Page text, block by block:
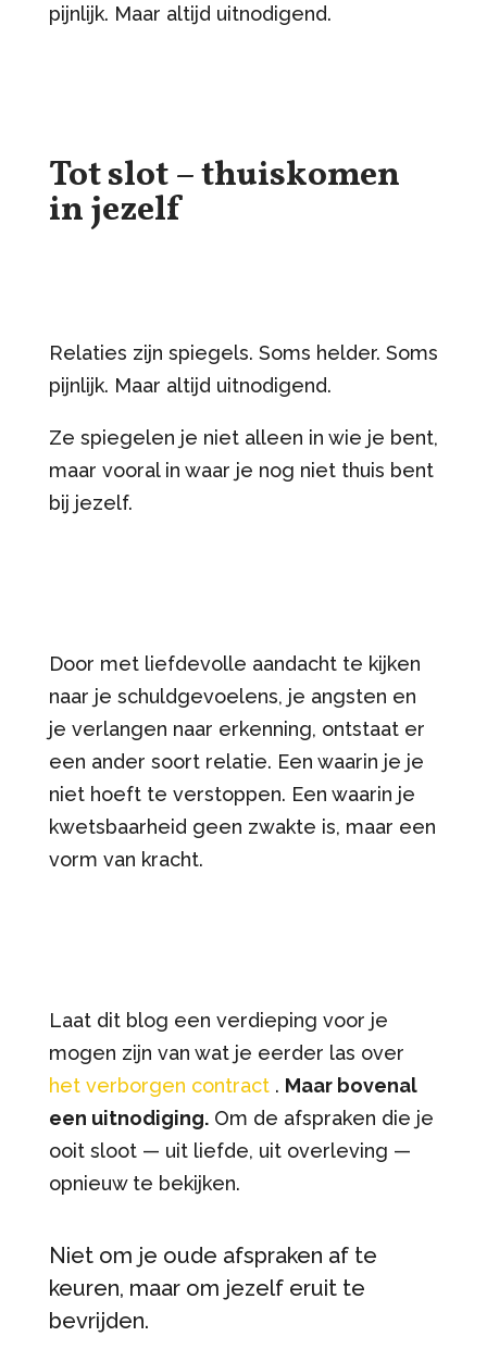
pijnlijk. Maar altijd uitnodigend.
Tot slot – thuiskomen
in jezelf
Relaties zijn spiegels. Soms helder. Soms
pijnlijk. Maar altijd uitnodigend.
Ze spiegelen je niet alleen in wie je bent,
maar vooral in waar je nog niet thuis bent
bij jezelf.
Door met liefdevolle aandacht te kijken
naar je schuldgevoelens, je angsten en
je verlangen naar erkenning, ontstaat er
een ander soort relatie. Een waarin je je
niet hoeft te verstoppen. Een waarin je
kwetsbaarheid geen zwakte is, maar een
vorm van kracht.
Laat dit blog een verdieping voor je
mogen zijn van wat je eerder las over
het verborgen contract. Maar bovenal
een uitnodiging.Om de afspraken die je
ooit sloot — uit liefde, uit overleving —
opnieuw te bekijken.
Niet om je oude afspraken af te
keuren, maar om jezelf eruit te
bevrijden.